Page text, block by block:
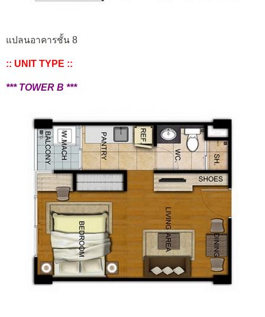
แปลนอาคารชั้น 8
:: UNIT TYPE ::
*** TOWER B ***